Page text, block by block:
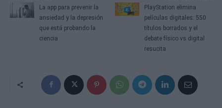
La app para prevenir la
ansiedad y la depresión
que está probando la
ciencia
PlayStation elimina
películas digitales: 550
títulos borrados y el
debate físico vs digital
resucita